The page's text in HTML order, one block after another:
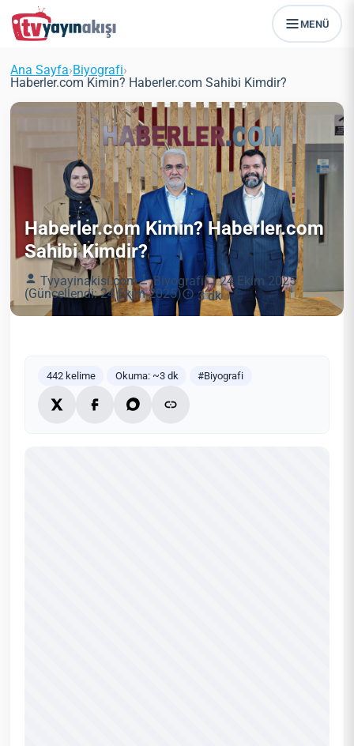
MENÜ
Ana Sayfa›Biyografi›
Haberler.com Kimin? Haberler.com Sahibi Kimdir?
Haberler.com Kimin? Haberler.com
Sahibi Kimdir?
Tvyayinakisi.com Biyografi
24 Ekim 2025
(Güncellendi: 24 Ekim 2025)
3 dk
442 kelime Okuma: ~3 dk #Biyografi